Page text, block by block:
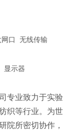
口 无线传输
显示器
专业致力于实
织等行业。为
院所密切协作